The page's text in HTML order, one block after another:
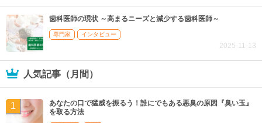
歯科医師の現状 ～高まるニーズと減少する歯科医師～
専門家 インタビュー
2025-11-13
人気記事（月間）
あなたの口で猛威を振るう！誰にでもある悪臭の原因『臭い玉』
を取る方法